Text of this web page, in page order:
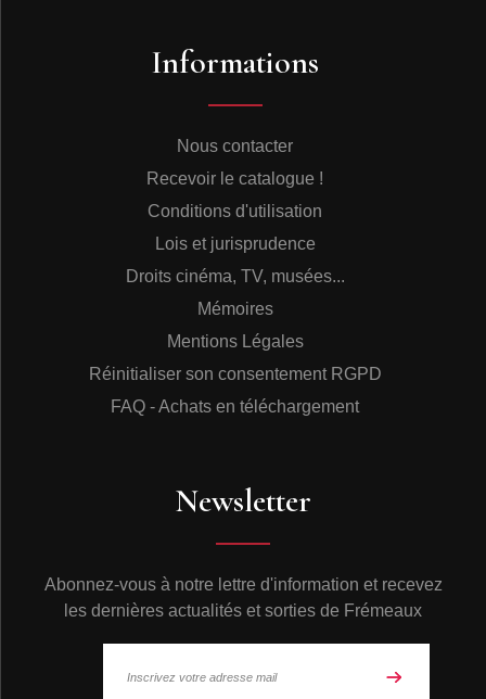
Informations
Nous contacter
Recevoir le catalogue !
Conditions d'utilisation
Lois et jurisprudence
Droits cinéma, TV, musées...
Mémoires
Mentions Légales
Réinitialiser son consentement RGPD
FAQ - Achats en téléchargement
Newsletter
Abonnez-vous à notre lettre d'information et recevez
les dernières actualités et sorties de Frémeaux